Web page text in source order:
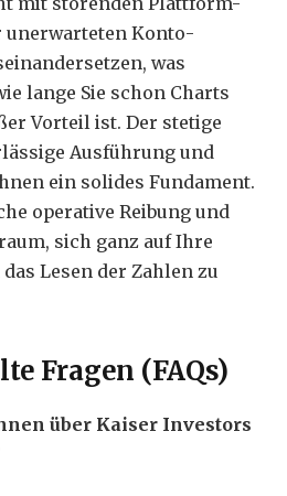
unerwarteten Konto-
was
lange Sie schon Charts
Vorteil ist. Der stetige
Ausführung und
ein solides Fundament.
operative Reibung und
sich ganz auf Ihre
Lesen der Zahlen zu
Fragen (FAQs)
über Kaiser Investors